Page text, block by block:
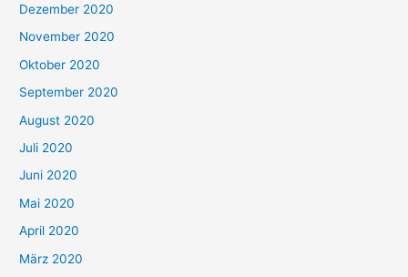
Dezember 2020
November 2020
Oktober 2020
September 2020
August 2020
Juli 2020
Juni 2020
Mai 2020
April 2020
März 2020